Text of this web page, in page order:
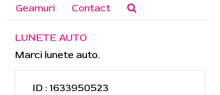
Geamuri
Contact
LUNETE AUTO
Marci lunete auto.
ID : 1633950523